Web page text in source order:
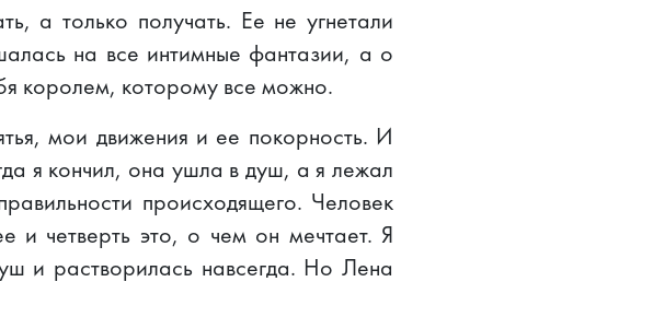
а только получать. Ее не угнетали
на все интимные фантазии, а о
королем, которому все можно.
мои движения и ее покорность. И
я кончил, она ушла в душ, а я лежал
происходящего. Человек
и четверть это, о чем он мечтает. Я
и растворилась навсегда. Но Лена